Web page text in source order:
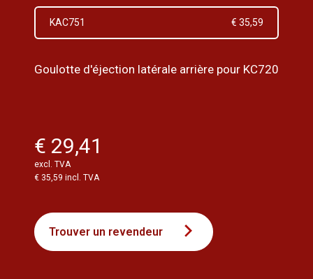
KAC751 € 35,59
Goulotte d'éjection latérale arrière pour KC720
€ 29,41
excl. TVA
€ 35,59 incl. TVA
Trouver un revendeur